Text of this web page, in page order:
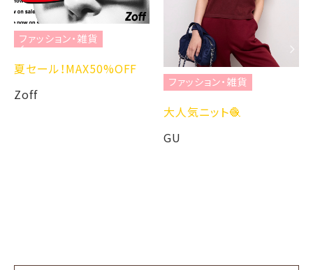
ファッション・雑貨
夏セール！MAX50%OFF
Zoff
ファッション・雑貨
大人気ニット🧶
GU